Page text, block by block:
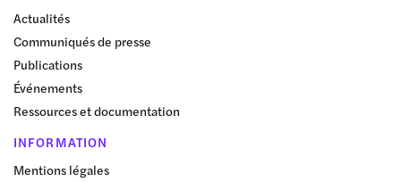
Actualités
Communiqués de presse
Publications
Événements
Ressources et documentation
INFORMATION
Mentions légales